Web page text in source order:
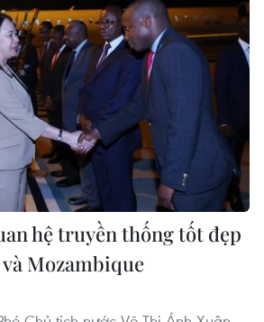
hệ truyền thống tốt đẹp
Mozambique